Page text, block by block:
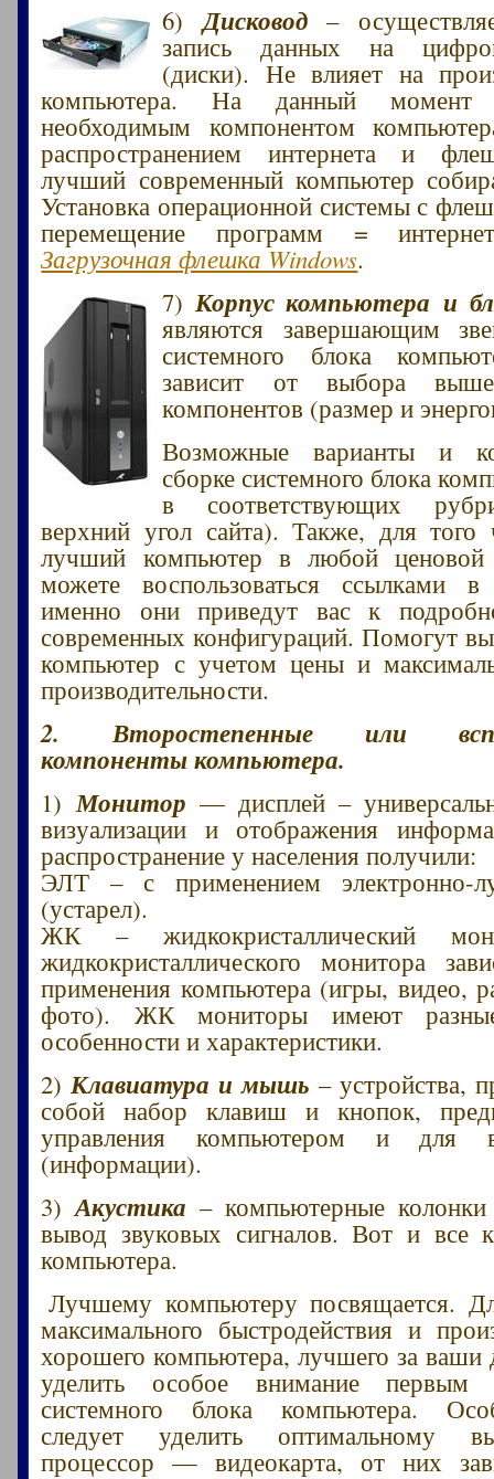
6) Дисковод–
запись данных на
(диски). Не влияет на
компьютера. На данный момент
необходимым компонентом
распространением интернета и
лучший современный компьютер
Установка операционной системы с
перемещение программ =
Загрузочная флешка Windows.
7) Корпус компьютера и
являются завершающим
системного блока
зависит от выбора
компонентов (размер и
Возможные варианты и
сборке системного блока
в соответствующих
верхний угол сайта). Также, для того
лучший компьютер в любой ценовой
можете воспользоваться ссылками в
именно они приведут вас к
современных конфигураций. Помогут
компьютер с учетом цены и
производительности.
2. Второстепенные или
компоненты компьютера.
1) Монитор — дисплей –
визуализации и отображения
распространение у населения получили:
ЭЛТ – с применением электронно-
(устарел).
ЖК – жидкокристаллический
жидкокристаллического монитора
применения компьютера (игры, видео,
фото). ЖК мониторы имеют разные
особенности и характеристики.
2) Клавиатура и мышь – устройства,
собой набор клавиш и кнопок,
управления компьютером и для
(информации).
3)Акустика – компьютерные
вывод звуковых сигналов. Вот и все
компьютера.
Лучшему компьютеру посвящается.
максимального быстродействия и
хорошего компьютера, лучшего за ваши
уделить особое внимание первым
системного блока компьютера.
следует уделить оптимальному
процессор — видеокарта, от них